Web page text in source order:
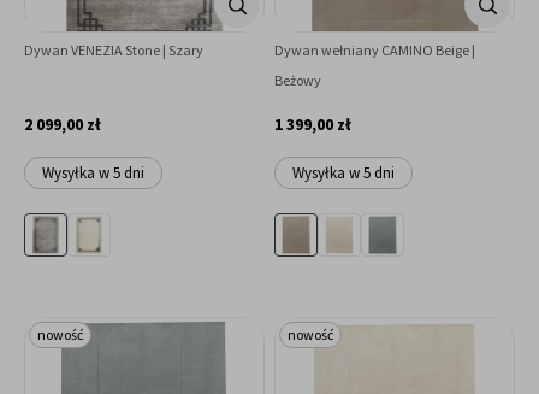
Dywan VENEZIA Stone | Szary
2 099,00 zł
Wysyłka w 5 dni
Dywan wełniany CAMINO Beige |
Beżowy
1 399,00 zł
Wysyłka w 5 dni
nowość nowość